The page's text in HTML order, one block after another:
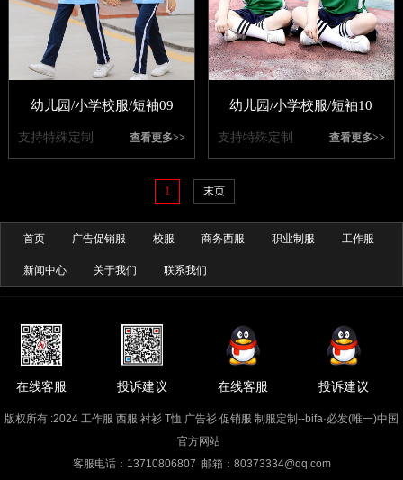
幼儿园/小学校服/短袖09
支持特殊定制 查看更多>>
幼儿园/小学校服/短袖10
支持特殊定制 查看更多>>
1 末页
首页 广告促销服 校服 商务西服 职业制服 工作服
新闻中心 关于我们 联系我们
在线客服 投诉建议 在线客服 投诉建议
版权所有 :2024 工作服 西服 衬衫 T恤 广告衫 促销服 制服定制--bifa·必发(唯一)中国
官方网站
客服电话：13710806807 邮箱：80373334@qq.com